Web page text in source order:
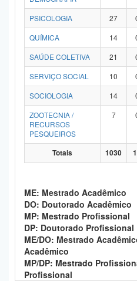
PSICOLOGIA 27
QUÍMICA
14
SAÚDE COLETIVA
21
SERVIÇO SOCIAL
10
SOCIOLOGIA
14
ZOOTECNIA /
RECURSOS
PESQUEIROS
7
Totais 1030
ME: Mestrado Acadêmico
DO: Doutorado Acadêmico
MP: Mestrado Profissional
DP: Doutorado Profissional
ME/DO: Mestrado
Acadêmico
MP/DP: Mestrado
Profissional